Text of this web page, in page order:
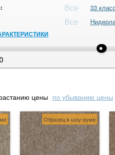
Все 33 класс
Все
цены по убыванию цены
Образец в шоу-руме